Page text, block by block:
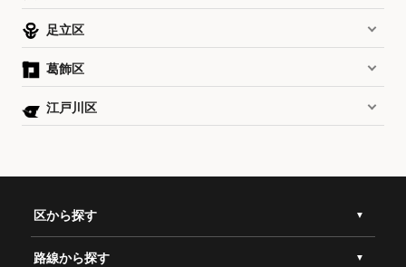
足立区
葛飾区
江戸川区
区から探す
路線から探す